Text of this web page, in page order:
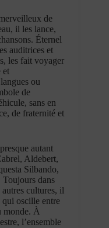
de
il les lance,
Éternel
auditrices et
les fait voyager
et
ou
de
sans en
de fraternité et
autant
Aldebert,
Silbando,
dans
cultures, il
qui oscille entre
monde. À
l’ensemble